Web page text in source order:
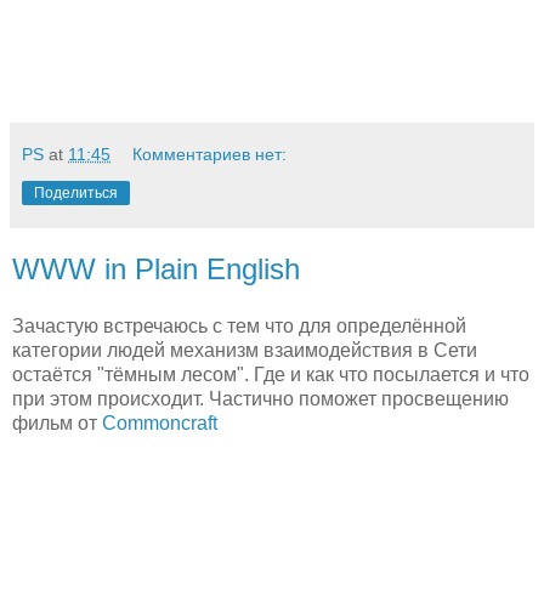
PS at 11:45 Комментариев нет:
Поделиться
WWW in Plain English
Зачастую встречаюсь с тем что для определённой
категории людей механизм взаимодействия в Сети
остаётся "тёмным лесом". Где и как что посылается и что
при этом происходит. Частично поможет просвещению
фильм от Commoncraft